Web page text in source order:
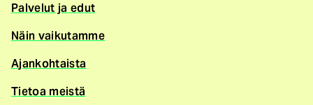
Palvelut ja edut
Näin vaikutamme
Ajankohtaista
Tietoa meistä